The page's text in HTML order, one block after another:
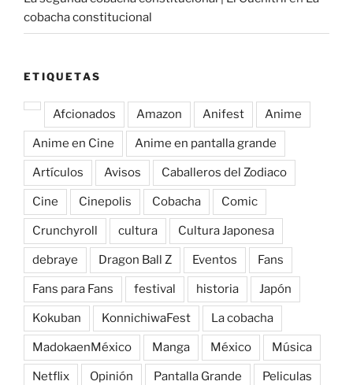
cobacha constitucional
ETIQUETAS
Afcionados Amazon Anifest Anime
Anime en Cine Anime en pantalla grande
Artículos Avisos Caballeros del Zodiaco
Cine Cinepolis Cobacha Comic
Crunchyroll cultura Cultura Japonesa
debraye Dragon Ball Z Eventos Fans
Fans para Fans festival historia Japón
Kokuban KonnichiwaFest La cobacha
MadokaenMéxico Manga México Música
Netflix Opinión Pantalla Grande Peliculas